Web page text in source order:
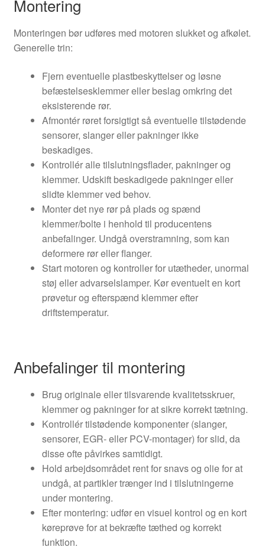
Montering
Monteringen bør udføres med motoren slukket og afkølet.
Generelle trin:
Fjern eventuelle plastbeskyttelser og løsne
befæstelsesklemmer eller beslag omkring det
eksisterende rør.
Afmontér røret forsigtigt så eventuelle tilstødende
sensorer, slanger eller pakninger ikke
beskadiges.
Kontrollér alle tilslutningsflader, pakninger og
klemmer. Udskift beskadigede pakninger eller
slidte klemmer ved behov.
Monter det nye rør på plads og spænd
klemmer/bolte i henhold til producentens
anbefalinger. Undgå overstramning, som kan
deformere rør eller flanger.
Start motoren og kontroller for utætheder, unormal
støj eller advarselslamper. Kør eventuelt en kort
prøvetur og efterspænd klemmer efter
driftstemperatur.
Anbefalinger til montering
Brug originale eller tilsvarende kvalitetsskruer,
klemmer og pakninger for at sikre korrekt tætning.
Kontrollér tilstødende komponenter (slanger,
sensorer, EGR- eller PCV-montager) for slid, da
disse ofte påvirkes samtidigt.
Hold arbejdsområdet rent for snavs og olie for at
undgå, at partikler trænger ind i tilslutningerne
under montering.
Efter montering: udfør en visuel kontrol og en kort
køreprøve for at bekræfte tæthed og korrekt
funktion.